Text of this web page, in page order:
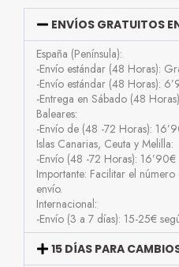
ENVÍOS GRATUITOS
España (Península):
-Envío estándar (48 Horas):
-Envío estándar (48 Horas):
-Entrega en Sábado (48
Baleares:
-Envío de (48 -72 Horas):
Islas Canarias, Ceuta y Melilla:
-Envío (48 -72 Horas): 16’90€
Importante: Facilitar el
envío.
Internacional:
-Envío (3 a 7 días): 15-25€
15 DÍAS PARA